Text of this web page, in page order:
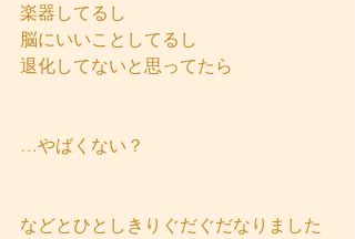
楽器してるし
脳にいいことしてるし
退化してないと思ってたら
…やばくない？
などとひとしきりぐだぐだなりました